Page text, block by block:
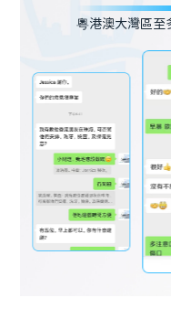
粵港澳大灣區至